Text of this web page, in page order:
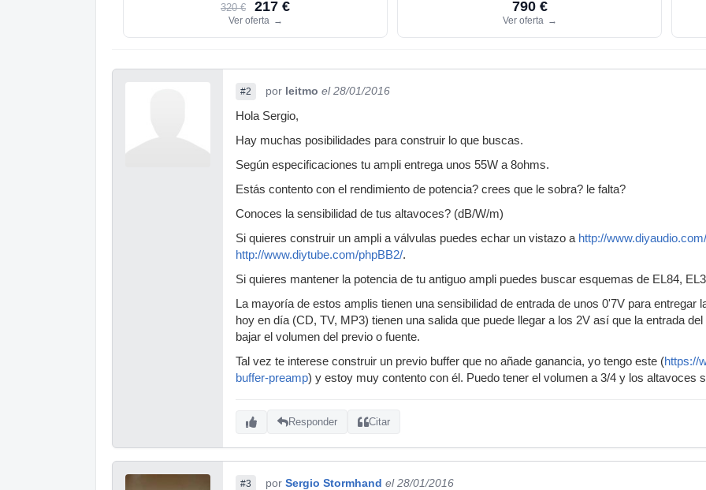
320 € 217 €
Ver oferta →
790 €
Ver oferta →
#2 por leitmo el 28/01/2016
Hola Sergio,
Hay muchas posibilidades para construir lo que buscas.
Según especificaciones tu ampli entrega unos 55W a 8ohms.
Estás contento con el rendimiento de potencia? crees que le sobra? le falta?
Conoces la sensibilidad de tus altavoces? (dB/W/m)
Si quieres construir un ampli a válvulas puedes echar un vistazo a http://
http://www.diytube.com/phpBB2/.
Si quieres mantener la potencia de tu antiguo ampli puedes buscar esquemas de EL84,
La mayoría de estos amplis tienen una sensibilidad de entrada de unos 0'7V para entregar
hoy en día (CD, TV, MP3) tienen una salida que puede llegar a los 2V así que la entrada
bajar el volumen del previo o fuente.
Tal vez te interese construir un previo buffer que no añade ganancia, yo tengo este (https://
buffer-preamp) y estoy muy contento con él. Puedo tener el volumen a 3/4 y los altavoces
Responder Citar
#3 por Sergio Stormhand el 28/01/2016